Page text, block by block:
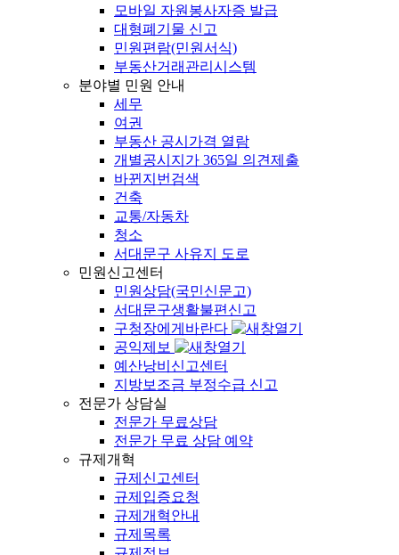
모바일 자원봉사자증 발급
대형폐기물 신고
민원편람(민원서식)
부동산거래관리시스템
분야별 민원 안내
세무
여권
부동산 공시가격 열람
개별공시지가 365일 의견제출
바뀐지번검색
건축
교통/자동차
청소
서대문구 사유지 도로
민원신고센터
민원상담(국민신문고)
서대문구생활불편신고
구청장에게바란다
공익제보
예산낭비신고센터
지방보조금 부정수급 신고
전문가 상담실
전문가 무료상담
전문가 무료 상담 예약
규제개혁
규제신고센터
규제입증요청
규제개혁안내
규제목록